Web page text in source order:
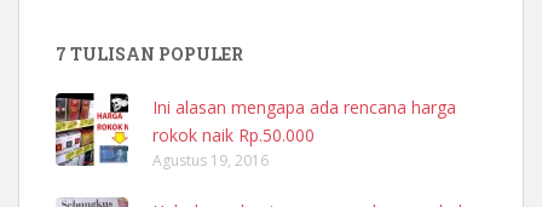
7 TULISAN POPULER
Ini alasan mengapa ada rencana harga
rokok naik Rp.50.000
Agustus 19, 2016